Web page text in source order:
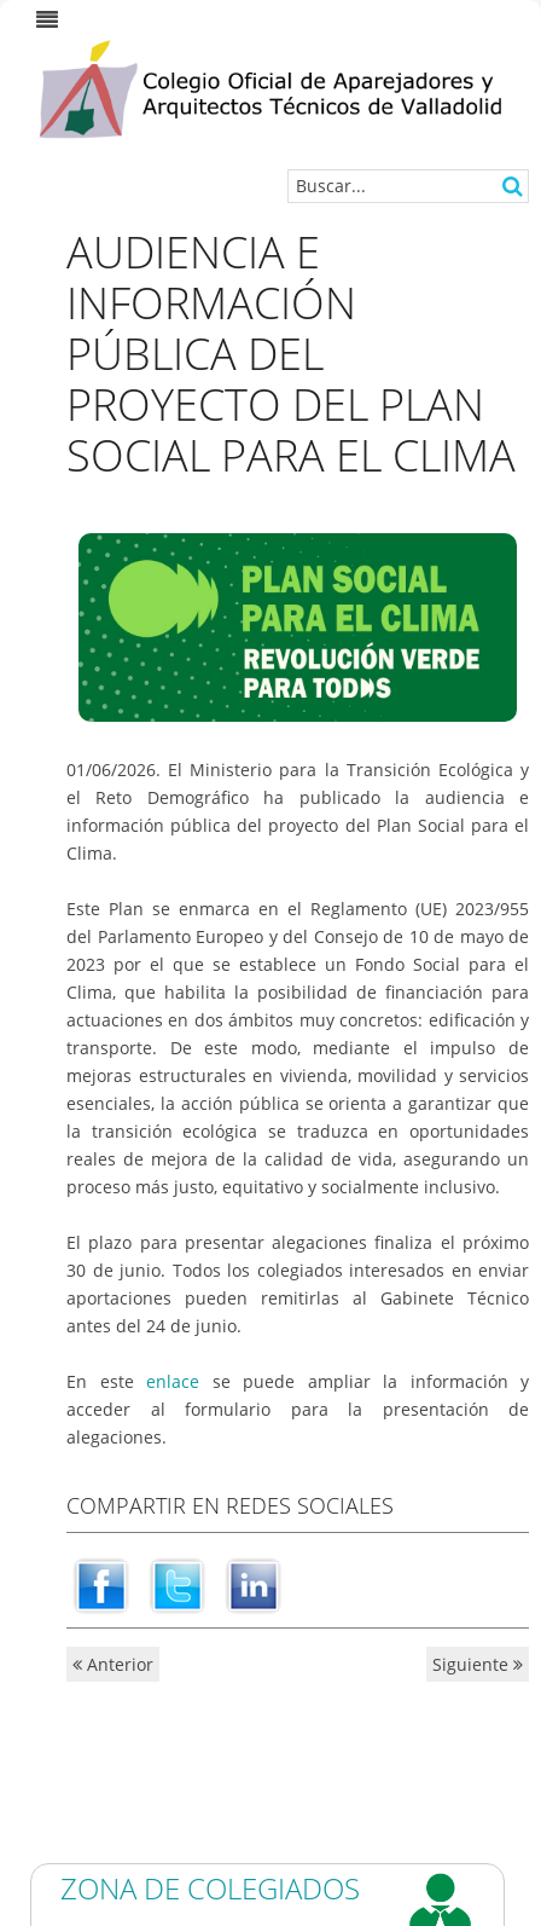
AUDIENCIA E
INFORMACIÓN
PÚBLICA DEL
PROYECTO DEL PLAN
SOCIAL PARA EL CLIMA
01/06/2026. El Ministerio para la Transición Ecológica y
el Reto Demográfico ha publicado la audiencia e
información pública del proyecto del Plan Social para el
Clima.
Este Plan se enmarca en el Reglamento (UE) 2023/955
del Parlamento Europeo y del Consejo de 10 de mayo de
2023 por el que se establece un Fondo Social para el
Clima, que habilita la posibilidad de financiación para
actuaciones en dos ámbitos muy concretos: edificación y
transporte. De este modo, mediante el impulso de
mejoras estructurales en vivienda, movilidad y servicios
esenciales, la acción pública se orienta a garantizar que
la transición ecológica se traduzca en oportunidades
reales de mejora de la calidad de vida, asegurando un
proceso más justo, equitativo y socialmente inclusivo.
El plazo para presentar alegaciones finaliza el próximo
30 de junio. Todos los colegiados interesados en enviar
aportaciones pueden remitirlas al Gabinete Técnico
antes del 24 de junio.
En este enlace se puede ampliar la información y
acceder al formulario para la presentación de
alegaciones.
COMPARTIR EN REDES SOCIALES
Anterior Siguiente
ZONA DE COLEGIADOS